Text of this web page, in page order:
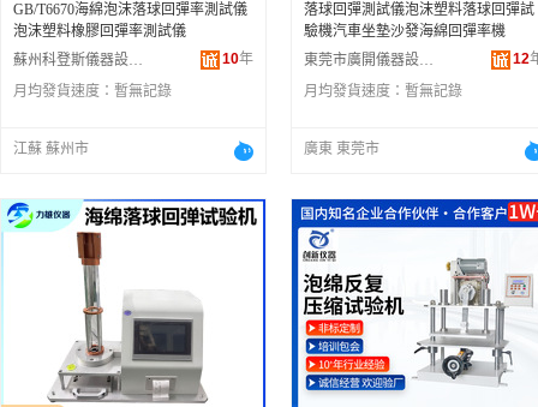
GB/T6670海綿泡沫落球回彈率測試儀
泡沫塑料橡膠回彈率測試儀
蘇州科登斯儀器設備有限公司
10年
月均發貨速度： 暫無記錄
江蘇 蘇州市
落球回彈測試儀泡沫塑料落球回彈試
驗機汽車坐墊沙發海綿回彈率機
東莞市廣開儀器設備有限公司
12
月均發貨速度： 暫無記錄
廣東 東莞市